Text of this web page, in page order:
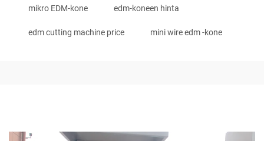
mikro EDM-kone edm-koneen hinta
edm cutting machine price mini wire edm -kone